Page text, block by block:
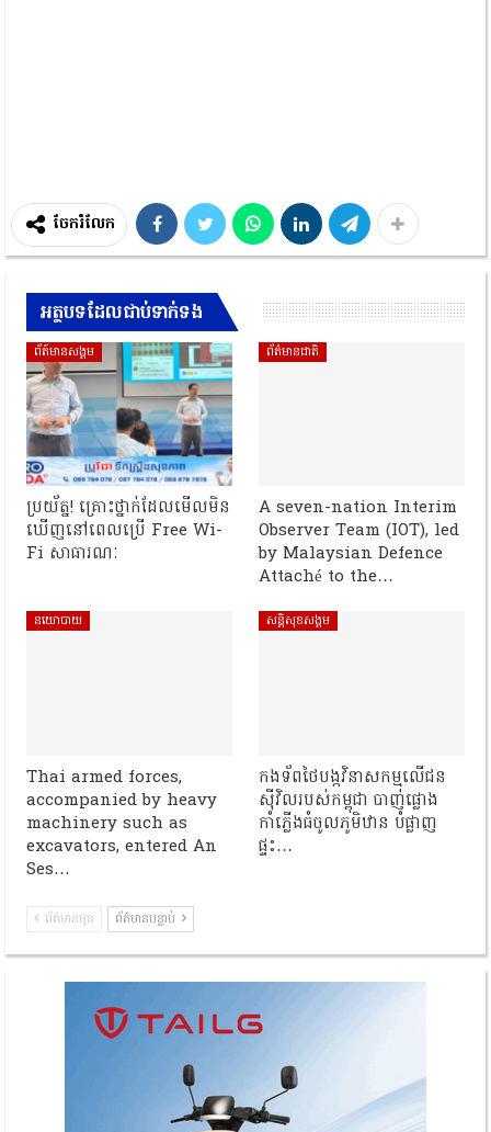
ចែករំលែក
អត្ថបទដែលជាប់ទាក់ទង
ព័ត៍មានសង្គម
ប្រយ័ត្ន! គ្រោះថ្នាក់ដែលមើលមិន
ឃើញនៅពេលប្រើ Free Wi-
Fi សាធារណៈ
ព័ត៌មានជាតិ
A seven-nation Interim
Observer Team (IOT), led
by Malaysian Defence
Attaché to the…
នយោបាយ
Thai armed forces,
accompanied by heavy
machinery such as
excavators, entered An
Ses…
សន្តិសុខសង្គម
កងទ័ពថៃបង្កវិនាសកម្មលើជន
ស៊ីវិលរបស់កម្ពុជា បាញ់ផ្លោង
កាំភ្លើងធំចូលភូមិឋាន បំផ្លាញ
ផ្ទះ…
ព័ត៌មានមុន ព័ត៌មានបន្ទាប់